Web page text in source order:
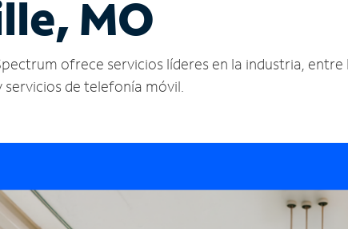
MO
ofrece servicios líderes en la industria,
de telefonía móvil.